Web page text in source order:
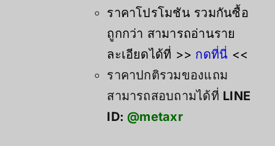
ราคาโปรโมชัน รวมกันซื้อ
ถูกกว่า สามารถอ่านราย
ละเอียดได้ที่ >> กดที่นี่ <<
ราคาปกติรวมของแถม
สามารถสอบถามได้ที่ LINE
ID: @metaxr